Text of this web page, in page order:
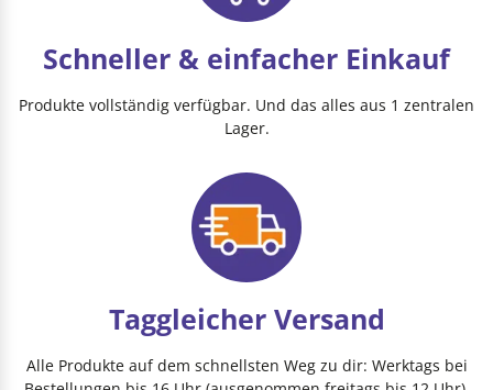
Schneller & einfacher Einkauf
Produkte vollständig verfügbar. Und das alles aus 1 zentralen
Lager.
Taggleicher Versand
Alle Produkte auf dem schnellsten Weg zu dir: Werktags bei